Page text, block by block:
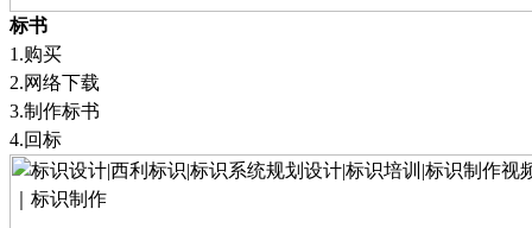
标书
1.购买
2.网络下载
3.制作标书
4.回标